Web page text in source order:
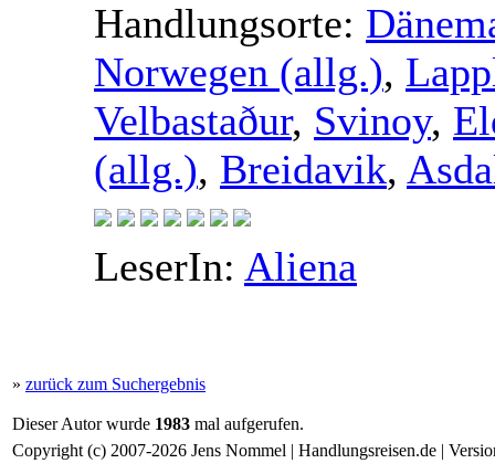
Handlungsorte:
Norwegen (allg.),
Velbastaður, Svinoy,
(allg.), Breidavik,
LeserIn: Aliena
» zurück zum Suchergebnis
Dieser Autor wurde 1983 mal aufgerufen.
Copyright (c) 2007-2026 Jens Nommel | Handlungsreisen.de |